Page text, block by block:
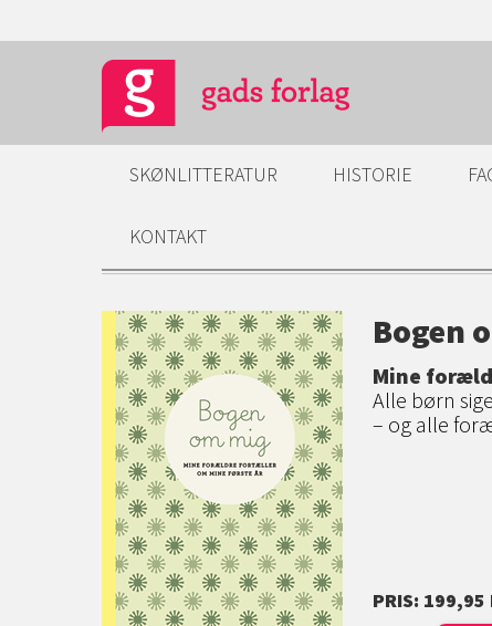
SKØNLITTERATUR HISTORIE
KONTAKT
Bogen
Mine
Alle børn
– og alle
PRIS: 199,95